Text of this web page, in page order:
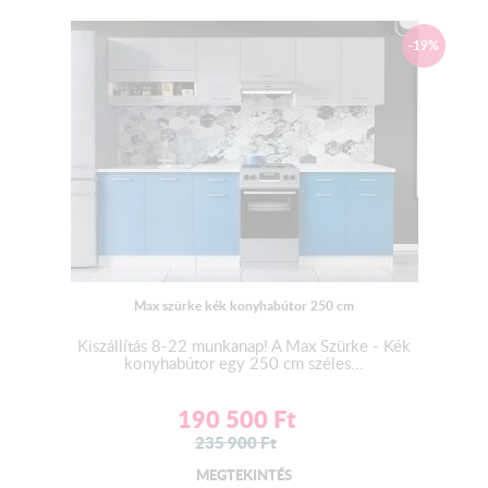
A bútor beszereléséhez szakember szükséges!
Részletes leírás a hasznos infó fül alatt!
-19%
Max szürke kék konyhabútor 250 cm
Kiszállítás 8-22 munkanap! A Max Szürke - Kék
konyhabútor egy 250 cm széles...
190 500 Ft
235 900Ft
MEGTEKINTÉS